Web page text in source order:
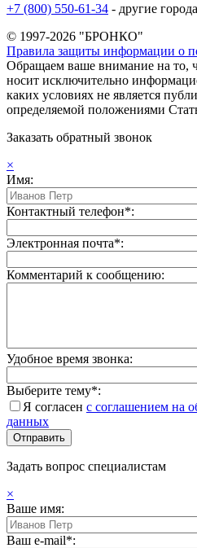
+7 (800) 550-61-34 - другие
© 1997-2026 "БРОНКО"
Правила защиты информации о
Обращаем ваше внимание на то,
носит исключительно
каких условиях не является
определяемой положениями
Заказать обратный звонок
×
Имя:
Контактный телефон*:
Электронная почта*:
Комментарий к сообщению:
Удобное время звонка:
Выберите тему*:
Я согласен с соглашением на
данных
Задать вопрос специалистам
×
Ваше имя:
Ваш e-mail*: